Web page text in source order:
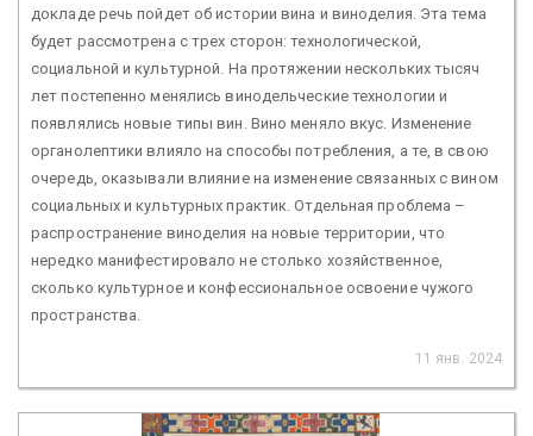
докладе речь пойдет об истории вина и виноделия. Эта тема
будет рассмотрена с трех сторон: технологической,
социальной и культурной. На протяжении нескольких тысяч
лет постепенно менялись винодельческие технологии и
появлялись новые типы вин. Вино меняло вкус. Изменение
органолептики влияло на способы потребления, а те, в свою
очередь, оказывали влияние на изменение связанных с вином
социальных и культурных практик. Отдельная проблема –
распространение виноделия на новые территории, что
нередко манифестировало не столько хозяйственное,
сколько культурное и конфессиональное освоение чужого
пространства.
11 янв. 2024